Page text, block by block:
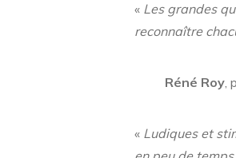
« Les grandes
reconnaître
Réné Roy,
« Ludiques et